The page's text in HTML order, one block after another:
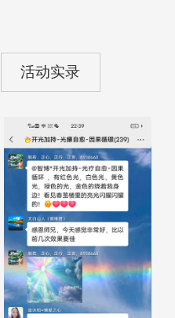
活动实录